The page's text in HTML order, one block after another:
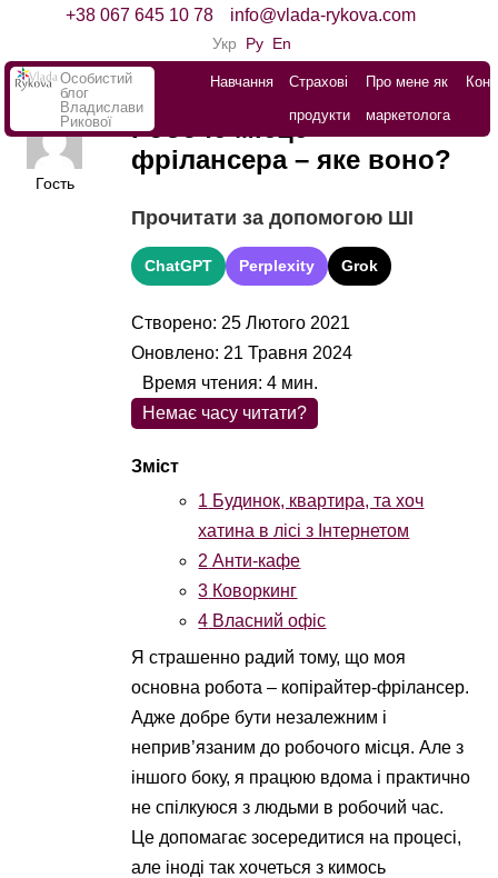
+38 067 645 10 78 info@vlada-rykova.com
Укр Ру En
Особистий
блог
Владислави
Рикової
Навчання
Страхові
продукти
Про мене як
маркетолога
Гость
Робоче місце
фрілансера – яке воно?
Прочитати за допомогою ШІ
ChatGPT Perplexity Grok
Створено: 25 Лютого 2021
Оновлено: 21 Травня 2024
Немає часу читати?
1 Будинок, квартира, та хоч
хатина в лісі з Інтернетом
2 Анти-кафе
3 Коворкинг
4 Власний офіс
Время чтения:4 мин.
Я страшенно радий тому, що моя
основна робота – копірайтер-фрілансер.
Адже добре бути незалежним і
неприв’язаним до робочого місця. Але з
іншого боку, я працюю вдома і практично
не спілкуюся з людьми в робочий час.
Це допомагає зосередитися на процесі,
але іноді так хочеться з кимось